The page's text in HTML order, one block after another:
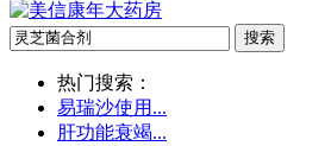
热门搜索：
易瑞沙使用...
肝功能衰竭...